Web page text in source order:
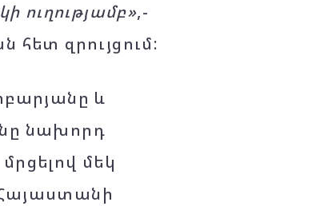
,-
հետ զրույցում:
և
նախորդ
մեկ